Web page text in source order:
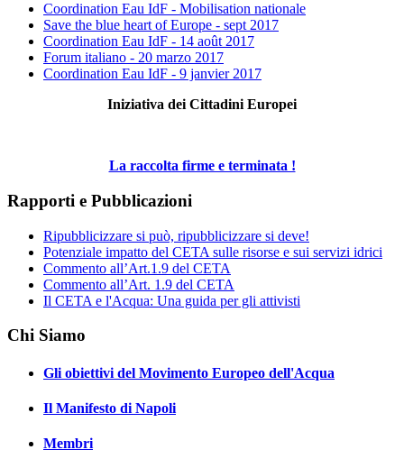
Coordination Eau IdF - Mobilisation nationale
Save the blue heart of Europe - sept 2017
Coordination Eau IdF - 14 août 2017
Forum italiano - 20 marzo 2017
Coordination Eau IdF - 9 janvier 2017
Iniziativa dei Cittadini Europei
La raccolta firme e terminata !
Rapporti e Pubblicazioni
Ripubblicizzare si può, ripubblicizzare si deve!
Potenziale impatto del CETA sulle risorse e sui servizi idrici
Commento all’Art.1.9 del CETA
Commento all’Art. 1.9 del CETA
Il CETA e l'Acqua: Una guida per gli attivisti
Chi Siamo
Gli obiettivi del Movimento Europeo dell'Acqua
Il Manifesto di Napoli
Membri